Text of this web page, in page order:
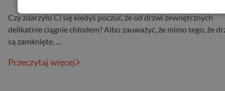
Czy zdarzyło Ci się kiedyś poczuć, że od drzwi zewnętrznych
delikatnie ciągnie chłodem? Albo zauważyć, że mimo tego, że
są zamknięte, …
Przeczytaj więcej